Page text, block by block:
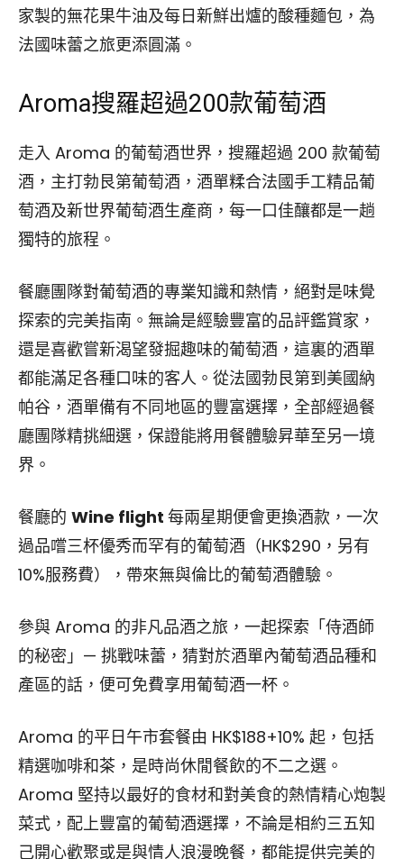
家製的無花果牛油及每日新鮮出爐的酸種麵包，為
法國味蕾之旅更添圓滿。
Aroma搜羅超過200款葡萄酒
走入 Aroma 的葡萄酒世界，搜羅超過 200 款葡萄
酒，主打勃艮第葡萄酒，酒單糅合法國手工精品葡
萄酒及新世界葡萄酒生產商，每一口佳釀都是一趟
獨特的旅程。
餐廳團隊對葡萄酒的專業知識和熱情，絕對是味覺
探索的完美指南。無論是經驗豐富的品評鑑賞家，
還是喜歡嘗新渴望發掘趣味的葡萄酒，這裏的酒單
都能滿足各種口味的客人。從法國勃艮第到美國納
帕谷，酒單備有不同地區的豐富選擇，全部經過餐
廳團隊精挑細選，保證能將用餐體驗昇華至另一境
界。
餐廳的 Wine flight 每兩星期便會更換酒款，一次
過品嚐三杯優秀而罕有的葡萄酒（HK$290，另有
10%服務費），帶來無與倫比的葡萄酒體驗。
參與 Aroma 的非凡品酒之旅，一起探索「侍酒師
的秘密」— 挑戰味蕾，猜對於酒單內葡萄酒品種和
產區的話，便可免費享用葡萄酒一杯。
Aroma 的平日午市套餐由 HK$188+10% 起，包括
精選咖啡和茶，是時尚休閒餐飲的不二之選。
Aroma 堅持以最好的食材和對美食的熱情精心炮製
菜式，配上豐富的葡萄酒選擇，不論是相約三五知
己開心歡聚或是與情人浪漫晚餐，都能提供完美的